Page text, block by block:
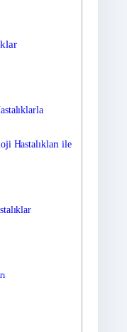
Hastalıkları ile